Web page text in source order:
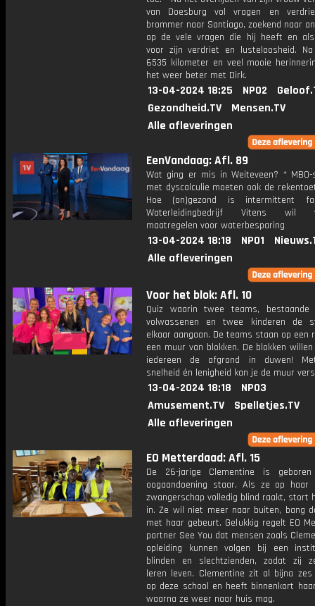
van Doesburg vol vragen en
brommer naar Santiago, zoekend naar
op de vele vragen die hij heeft en
voor zijn verdriet en lusteloosheid.
6535 kilometer en veel mooie
het weer beter met Dirk.
13-04-2024 18:25 NPO2
Gezondheid.TV
Mensen.TV
Alle afleveringen
EenVandaag: Afl. 89
Wat ging er mis in Weiteveen? * MBO-
met dyscalculie moeten ook de
Hoe (on)gezond is intermittent
Waterleidingbedrijf Vitens wil
maatregelen voor waterbesparing
13-04-2024 18:18 NPO1
Alle afleveringen
Voor het blok: Afl. 10
Quiz waarin twee teams,
volwassenen en twee kinderen de
elkaar aangaan. De teams staan op een
een muur van blokken. De blokken
iedereen de afgrond in duwen!
snelheid én lenigheid kan je de muur
13-04-2024 18:18
NPO3
Amusement.TV
Spelletjes.TV
Alle afleveringen
EO Metterdaad: Afl. 15
De 26-jarige Clementine is
oogaandoening staar. Als ze op haar
zwangerschap volledig blind raakt, stort
in. Ze wil niet meer naar buiten, bang
met haar gebeurt. Gelukkig regelt EO
partner See You dat mensen zoals
opleiding kunnen volgen bij een
blinden en slechtzienden, zodat zij
leren leven. Clementine zit al bijna zes
op deze school en heeft binnenkort
waarna ze weer naar huis mag.